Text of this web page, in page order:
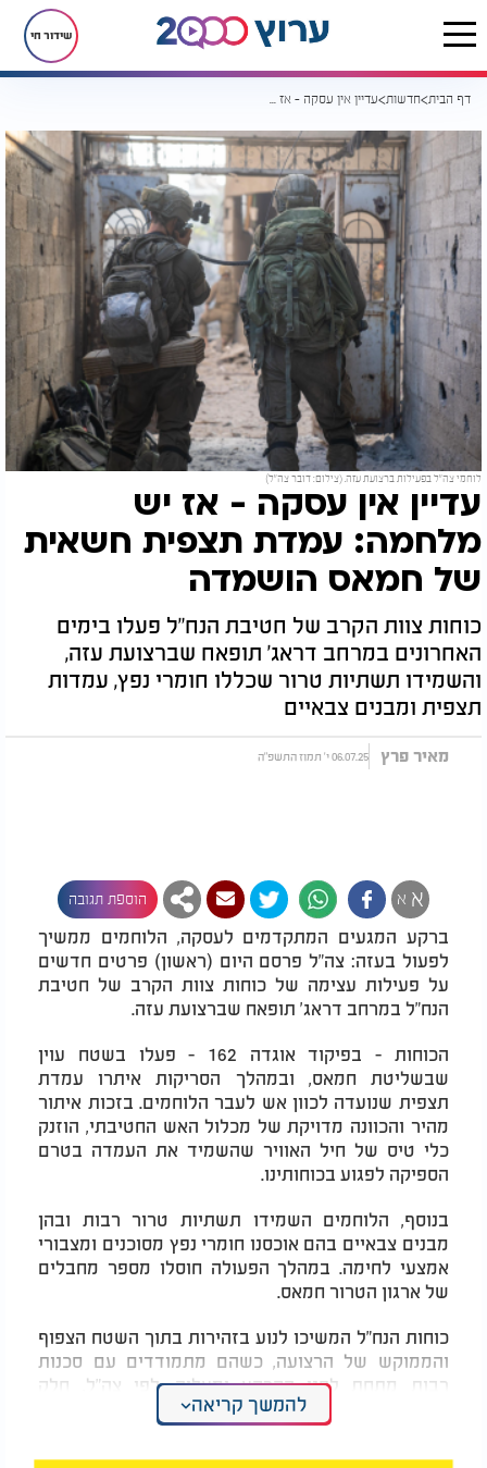
שידור חי
דף הבית חדשות עדיין אין עסקה - אז יש מלחמה: עמדת תצפית חשאית של חמאס הושמדה
לוחמי צה"ל בפעילות ברצועת עזה. (צילום: דובר צה"ל)
עדיין אין עסקה - אז יש
מלחמה: עמדת תצפית חשאית
של חמאס הושמדה
כוחות צוות הקרב של חטיבת הנח"ל פעלו בימים
האחרונים במרחב דראג' תופאח שברצועת עזה,
והשמידו תשתיות טרור שכללו חומרי נפץ, עמדות
תצפית ומבנים צבאיים
מאיר פרץ 06.07.25 י' תמוז התשפ"ה
א א הוספת תגובה
ברקע המגעים המתקדמים לעסקה, הלוחמים ממשיך
לפעול בעזה: צה"ל פרסם היום (ראשון) פרטים חדשים
על פעילות עצימה של כוחות צוות הקרב של חטיבת
הנח"ל במרחב דראג' תופאח שברצועת עזה.
הכוחות - בפיקוד אוגדה 162 - פעלו בשטח עוין
שבשליטת חמאס, ובמהלך הסריקות איתרו עמדת
תצפית שנועדה לכוון אש לעבר הלוחמים. בזכות איתור
מהיר והכוונה מדויקת של מכלול האש החטיבתי, הוזנק
כלי טיס של חיל האוויר שהשמיד את העמדה בטרם
הספיקה לפגוע בכוחותינו.
בנוסף, הלוחמים השמידו תשתיות טרור רבות ובהן
מבנים צבאיים בהם אוכסנו חומרי נפץ מסוכנים ומצבורי
אמצעי לחימה. במהלך הפעולה חוסלו מספר מחבלים
של ארגון הטרור חמאס.
כוחות הנח"ל המשיכו לנוע בזהירות בתוך השטח הצפוף
והממוקש של הרצועה, כשהם מתמודדים עם סכנות
רבות מתחת לפני הקרקע ומעליה. לפי צה"ל, חלק
מהמבנים בהם פעלו שימשו גם כמחסנים לנשק כבד,
והכילו מטענים שהיו מיועדים לפגוע בלוחמים.
להמשך קריאה